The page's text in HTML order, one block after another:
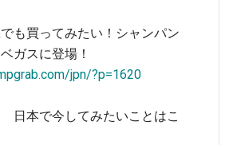
も買ってみたい！シャンパン
ガスに登場！
jpn/?p=1620
日本で今してみたいことはこ